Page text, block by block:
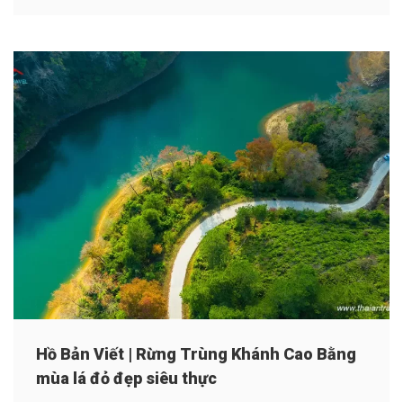
Hồ Bản Viết | Rừng Trùng Khánh Cao Bằng
mùa lá đỏ đẹp siêu thực